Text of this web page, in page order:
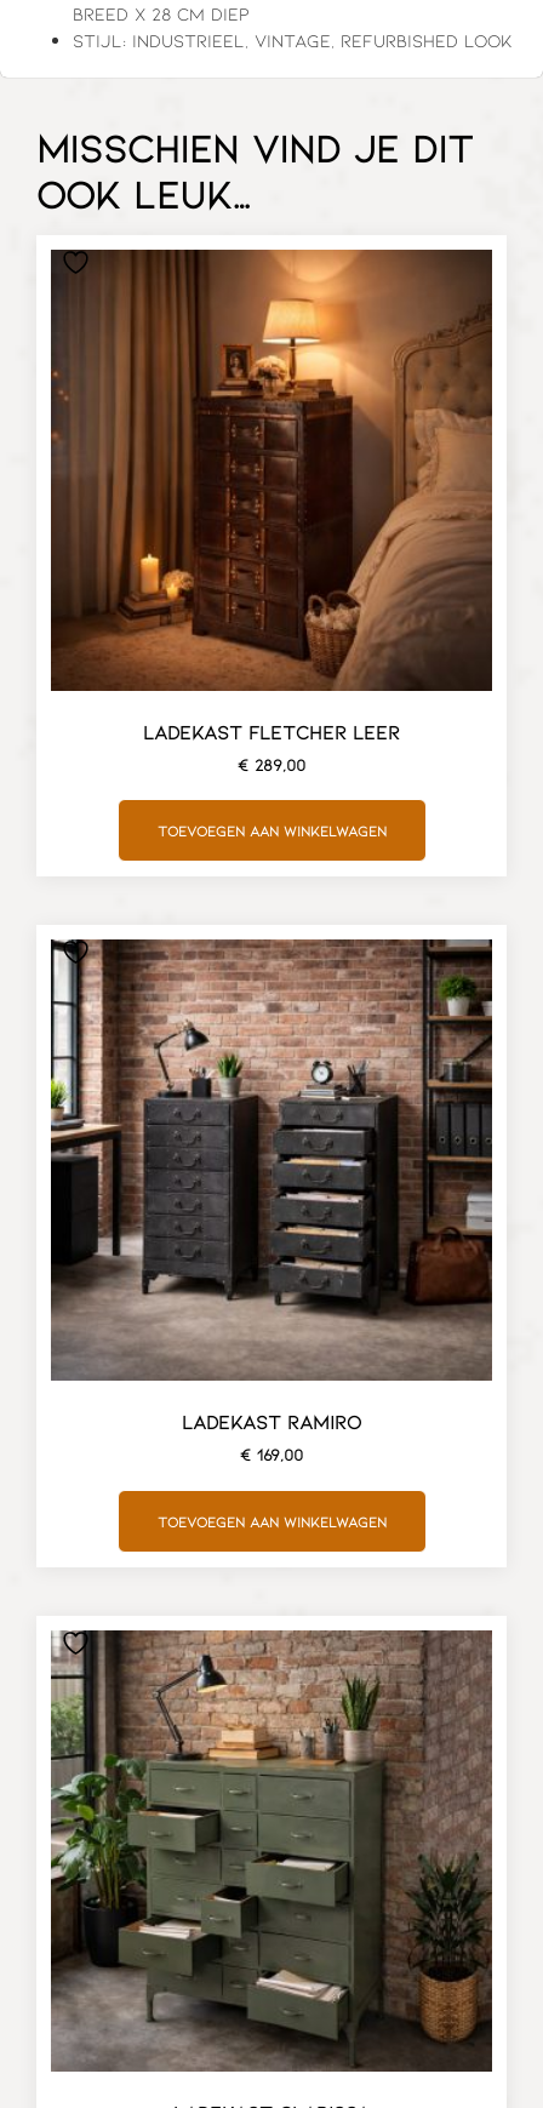
breed x 28 cm diep
Stijl: industrieel, vintage, refurbished look
Misschien vind je dit
ook leuk…
LADEKAST FLETCHER LEER
€ 289,00
Toevoegen aan winkelwagen
LADEKAST RAMIRO
€ 169,00
Toevoegen aan winkelwagen